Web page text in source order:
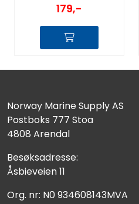
179,-
Norway Marine Supply AS
Postboks 777 Stoa
4808 Arendal
Besøksadresse:
Åsbieveien 11
Org. nr: N0 934608143MVA